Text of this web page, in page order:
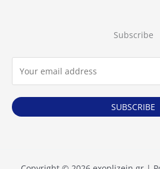
Subscribe
SUBSCRIBE